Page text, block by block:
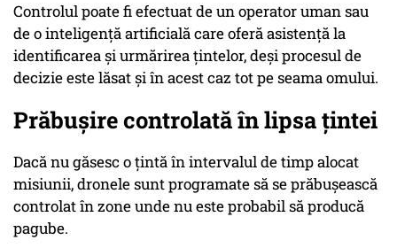
Controlul poate fi efectuat de un operator uman sau
de o inteligenţă artificială care oferă asistenţă la
identificarea şi urmărirea ţintelor, deşi procesul de
decizie este lăsat şi în acest caz tot pe seama omului.
Prăbușire controlată în lipsa țintei
Dacă nu găsesc o ţintă în intervalul de timp alocat
misiunii, dronele sunt programate să se prăbuşească
controlat în zone unde nu este probabil să producă
pagube.